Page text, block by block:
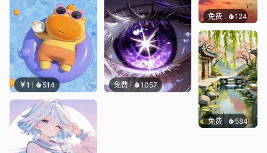
￥1 514 免费 1057
免费 124渔小小
免费 584渔小小